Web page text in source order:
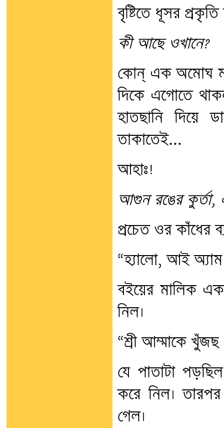
বৃষ্টিতে ধূসর
কী আছে ওখানে?
কোন্ এক অমোঘ
দিকে এগোতে
হাতছানি দিয়ে
তাকাতেই...
আহাঃ!
আগুন রঙের কুর্তা,
প্রচেত ওর কাঁধের
“হ্যালো, আই
বইয়ের মালিক
নিল।
“শ্রী আম্মাকে
যে পাতাটা
করে নিল।
গেল।